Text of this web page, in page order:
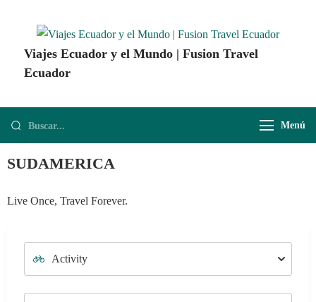
Viajes Ecuador y el Mundo | Fusion Travel
Ecuador
Menú
SUDAMERICA
Live Once, Travel Forever.